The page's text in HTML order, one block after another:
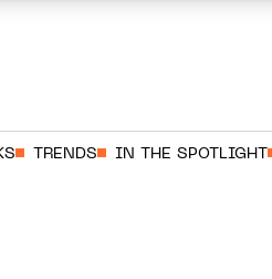
TRENDS IN THE SPOTLIGHT